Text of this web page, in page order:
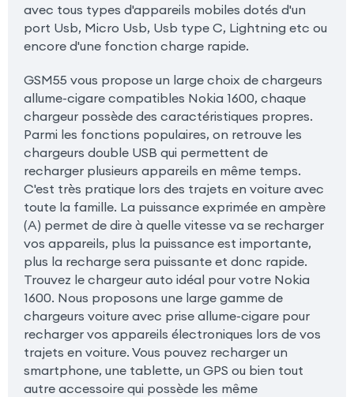
avec tous types d'appareils mobiles dotés d'un
port Usb, Micro Usb, Usb type C, Lightning etc ou
encore d'une fonction charge rapide.
GSM55 vous propose un large choix de chargeurs
allume-cigare compatibles Nokia 1600, chaque
chargeur possède des caractéristiques propres.
Parmi les fonctions populaires, on retrouve les
chargeurs double USB qui permettent de
recharger plusieurs appareils en même temps.
C'est très pratique lors des trajets en voiture avec
toute la famille. La puissance exprimée en ampère
(A) permet de dire à quelle vitesse va se recharger
vos appareils, plus la puissance est importante,
plus la recharge sera puissante et donc rapide.
Trouvez le chargeur auto idéal pour votre Nokia
1600. Nous proposons une large gamme de
chargeurs voiture avec prise allume-cigare pour
recharger vos appareils électroniques lors de vos
trajets en voiture. Vous pouvez recharger un
smartphone, une tablette, un GPS ou bien tout
autre accessoire qui possède les même